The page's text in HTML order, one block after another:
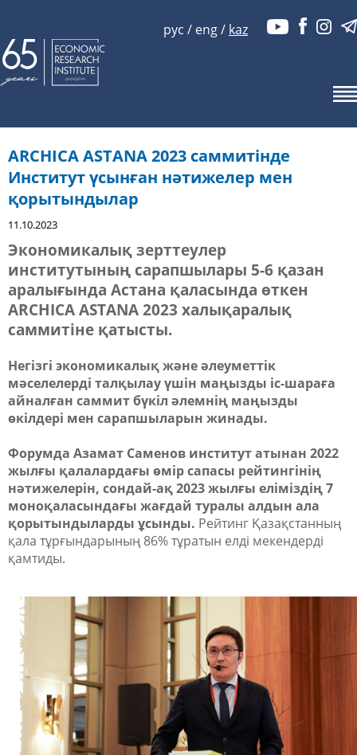
рус / eng/ kaz
ARCHICA ASTANA 2023 саммитінде
Институт үсынған нәтижелер мен
қорытындылар
11.10.2023
Экономикалық зерттеулер
институтының сарапшылары 5-6 қазан
аралығында Астана қаласында өткен
ARCHICA ASTANA 2023 халықаралық
саммитіне қатысты.
Негізгі экономикалық және әлеуметтік
мәселелерді талқылау үшін маңызды іс-шараға
айналған саммит бүкіл әлемнің маңызды
өкілдері мен сарапшыларын жинады.
Форумда Азамат Саменов институт атынан 2022
жылғы қалалардағы өмір сапасы рейтингінің
нәтижелерін, сондай-ақ 2023 жылғы еліміздің 7
моноқаласындағы жағдай туралы алдын ала
қорытындыларды ұсынды. Рейтинг Қазақстанның
қала тұрғындарының 86% тұратын елді мекендерді
қамтиды.